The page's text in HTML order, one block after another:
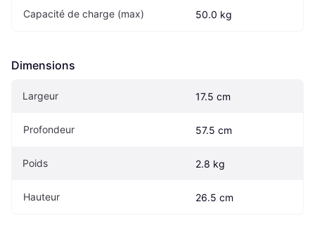
Capacité de charge (max) 50.0 kg
Dimensions
Largeur 17.5 cm
Profondeur 57.5 cm
Poids 2.8 kg
Hauteur 26.5 cm